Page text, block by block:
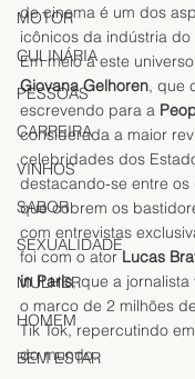
MOTOR
CULINÁRIA
PESSOAS
CARREIRA
VINHOS
SABOR
SEXUALIDADE
MULHER
HOMEM
BEM ESTAR
de cinema é um dos
icônicos da indústria do
Em meio a este
Giovana Gelhoren, que
escrevendo para a
considerada a maior
celebridades dos
destacando-se entre
que cobrem os
com entrevistas
foi com o ator Lucas
in Paris, que a
o marco de 2 milhões
Tik Tok, repercutindo
do mundo.